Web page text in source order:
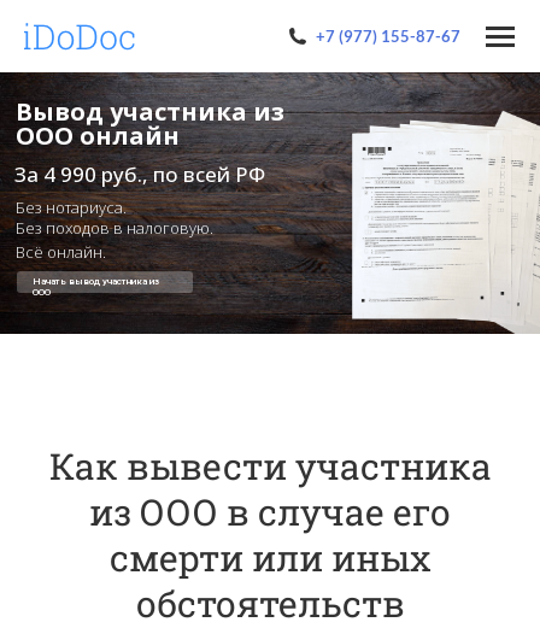
+7 (977) 155-87-67
Всё онлайн.
Начать вывод участника из
ООО
Вывод участника из
ООО онлайн
За 4 990 руб., по всей РФ
Без нотариуса.
Без походов в налоговую.
Как вывести участника
из ООО в случае его
смерти или иных
обстоятельств